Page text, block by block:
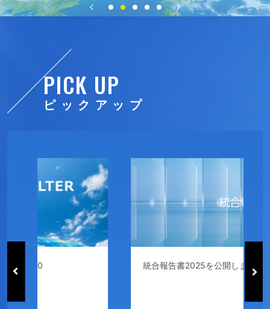
PICK UP
ピックアップ
統合報告書2025を公開しました